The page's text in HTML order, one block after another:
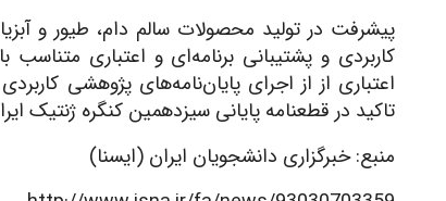
پیشرفت در تولید محصولات سالم دام، طیور و
کاربردی و پشتیبانی برنامه‌ای و اعتباری
اعتباری از از اجرای پایان‌نامه‌های پژوهشی
تاکید در قطعنامه پایانی سیزدهمین کنگره ژنتیک
منبع: خبرگزاری دانشجویان ایران (ایسنا)